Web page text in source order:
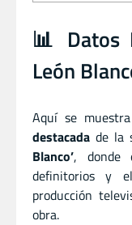
📊 Datos
León
Aquí se
destacada de la
Blanco’, donde
definitorios y
producción
obra.